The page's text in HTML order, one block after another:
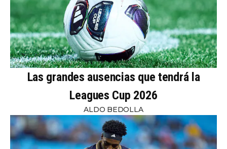
Las grandes ausencias que tendrá la
Leagues Cup 2026
ALDO BEDOLLA